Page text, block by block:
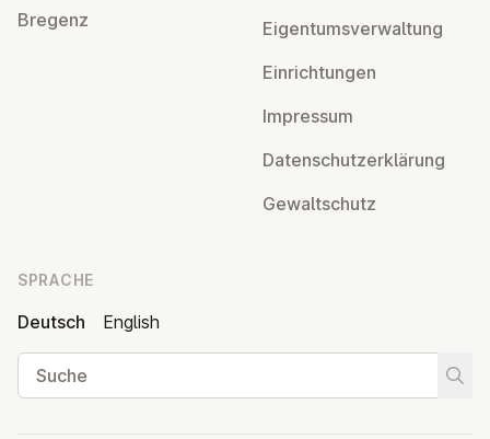
Bregenz
Ei­gen­tums­ver­wal­tung
Ein­rich­tun­gen
Impressum
Da­ten­schutz­er­klä­rung
Ge­walt­schutz
SPRACHE
Deutsch
English
Suche